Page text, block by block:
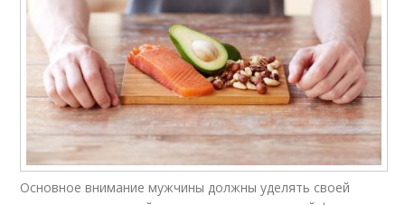
Основное внимание мужчины должны уделять своей